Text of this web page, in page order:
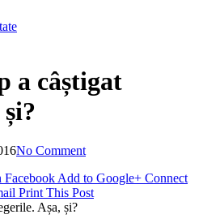
a câștigat
No Comment
Add to Google+ Connect
Print This Post